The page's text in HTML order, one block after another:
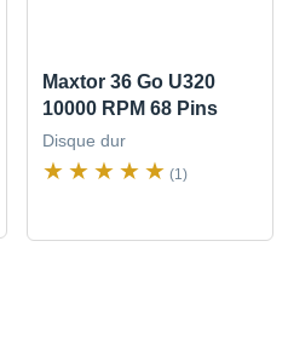
Maxtor 36 Go U320
10000 RPM 68 Pins
Disque dur
(1)